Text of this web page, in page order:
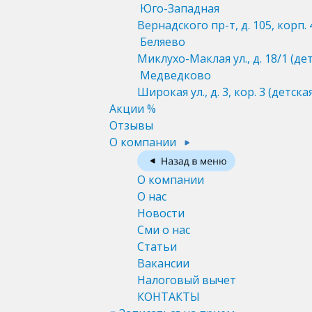
Юго-Западная
Вернадского пр-т, д. 105, корп.
Беляево
Миклухо-Маклая ул., д. 18/1
Медведково
Широкая ул., д. 3, кор. 3
Акции %
Отзывы
О компании
О компании
О нас
Новости
Сми о нас
Статьи
Вакансии
Налоговый вычет
КОНТАКТЫ